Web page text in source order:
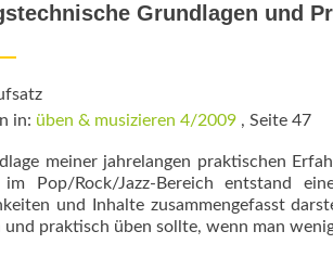
Grundlagen und
in: üben & musizieren 4/2009 , Seite 47
meiner jahrelangen praktischen
Pop/Rock/Jazz-Bereich entstand
und Inhalte zusammengefasst
und praktisch üben sollte, wenn man